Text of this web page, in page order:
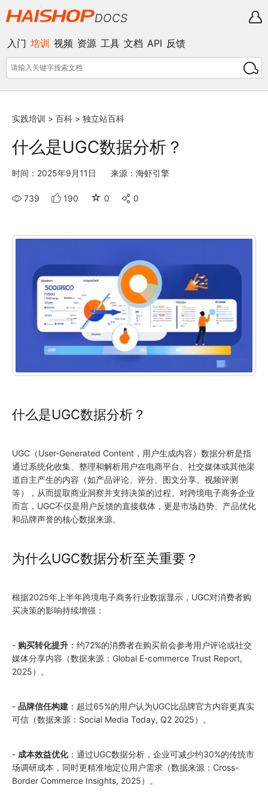
DOCS
入门 培训 视频 资源 工具 文档 API 反馈
实践培训 > 百科 > 独立站百科
什么是UGC数据分析？
时间：2025年9月11日 来源：海虾引擎
739 190 ☆ 0 0
什么是UGC数据分析？
UGC（User-Generated Content，用户生成内容）数据分析是指
通过系统化收集、整理和解析用户在电商平台、社交媒体或其他渠
道自主产生的内容（如产品评论、评分、图文分享、视频评测
等），从而提取商业洞察并支持决策的过程。对跨境电子商务企业
而言，UGC不仅是用户反馈的直接载体，更是市场趋势、产品优化
和品牌声誉的核心数据来源。
为什么UGC数据分析至关重要？
根据2025年上半年跨境电子商务行业数据显示，UGC对消费者购
买决策的影响持续增强：
- 购买转化提升 ：约72%的消费者在购买前会参考用户评论或社交
媒体分享内容（数据来源：Global E-commerce Trust Report,
2025）。
- 品牌信任构建 ：超过65%的用户认为UGC比品牌官方内容更真实
可信（数据来源：Social Media Today, Q2 2025）。
- 成本效益优化：通过UGC数据分析，企业可减少约30%的传统市
场调研成本，同时更精准地定位用户需求（数据来源：Cross-
Border Commerce Insights, 2025）。